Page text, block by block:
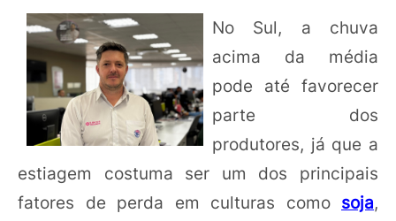
No Sul, a chuva
acima da média
pode até favorecer
parte dos
produtores, já que a
estiagem costuma ser um dos principais
fatores de perda em culturas como soja,